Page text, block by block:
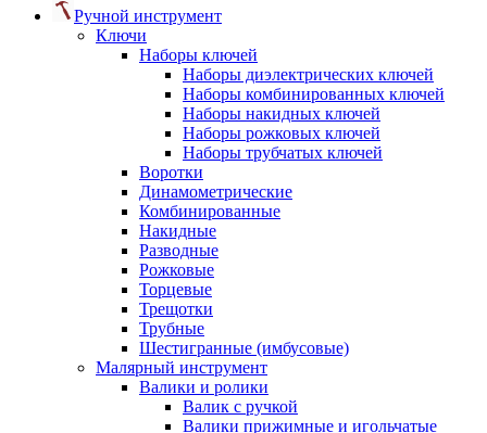
Ручной инструмент
Ключи
Наборы ключей
Наборы диэлектрических ключей
Наборы комбинированных ключей
Наборы накидных ключей
Наборы рожковых ключей
Наборы трубчатых ключей
Воротки
Динамометрические
Комбинированные
Накидные
Разводные
Рожковые
Торцевые
Трещотки
Трубные
Шестигранные (имбусовые)
Малярный инструмент
Валики и ролики
Валик с ручкой
Валики прижимные и игольчатые